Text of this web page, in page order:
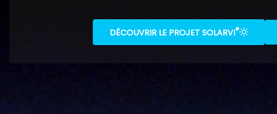
DÉCOUVRIR LE PROJET SOLARVI®